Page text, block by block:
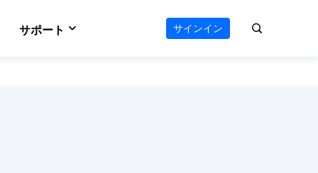
ンロード
サポート サインイン